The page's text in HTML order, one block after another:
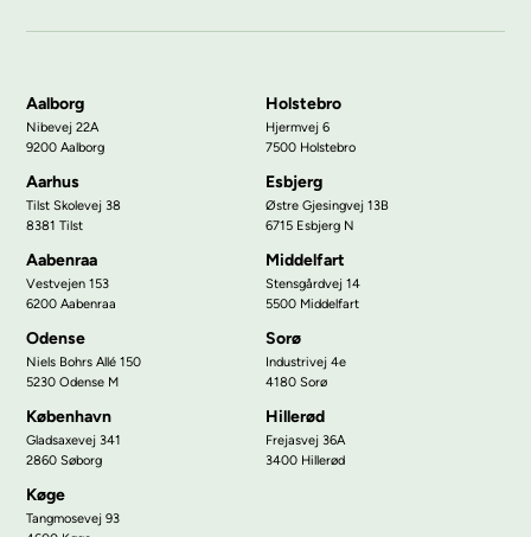
Aalborg
Nibevej 22A
9200 Aalborg
Holstebro
Hjermvej 6
7500 Holstebro
Aarhus
Tilst Skolevej 38
8381 Tilst
Esbjerg
Østre Gjesingvej 13B
6715 Esbjerg N
Aabenraa
Vestvejen 153
6200 Aabenraa
Middelfart
Stensgårdvej 14
5500 Middelfart
Odense
Niels Bohrs Allé 150
5230 Odense M
Sorø
Industrivej 4e
4180 Sorø
København
Gladsaxevej 341
2860 Søborg
Hillerød
Frejasvej 36A
3400 Hillerød
Køge
Tangmosevej 93